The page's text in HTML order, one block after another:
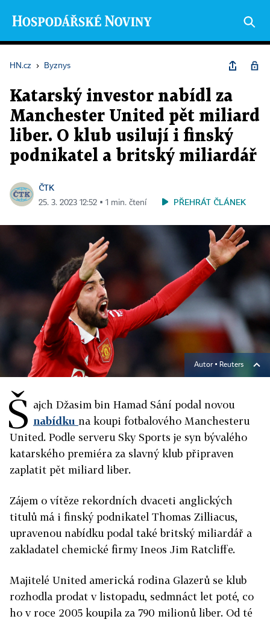
HN.cz › Byznys
Katarský investor nabídl za
Manchester United pět miliard
liber. O klub usilují i finský
podnikatel a britský miliardář
ČTK
25. 3. 2023 12:52 ▪ 1 min. čtení PŘEHRÁT ČLÁNEK
Autor ▪ Reuters
Š ajch Džasim bin Hamad Sání podal novou
nabídku na koupi fotbalového Manchesteru
United. Podle serveru Sky Sports je syn bývalého
katarského premiéra za slavný klub připraven
zaplatit pět miliard liber.
Zájem o vítěze rekordních dvaceti anglických
titulů má i finský podnikatel Thomas Zilliacus,
upravenou nabídku podal také britský miliardář a
zakladatel chemické firmy Ineos Jim Ratcliffe.
Majitelé United americká rodina Glazerů se klub
rozhodla prodat v listopadu, sedmnáct let poté, co
ho v roce 2005 koupila za 790 milionů liber. Od té